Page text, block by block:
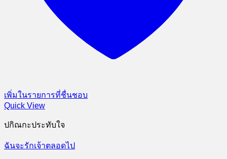
เพิ่มในรายการที่ชื่นชอบ
Quick View
ปกิณกะประทับใจ
ฉันจะรักเจ้าตลอดไป